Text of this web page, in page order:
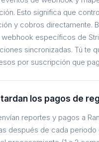
Esto significa que
y cobros directamente.
webhook específicos de
sincronizadas. Tú te
por suscripción que
los pagos de
reportes y pagos a
después de cada periodo